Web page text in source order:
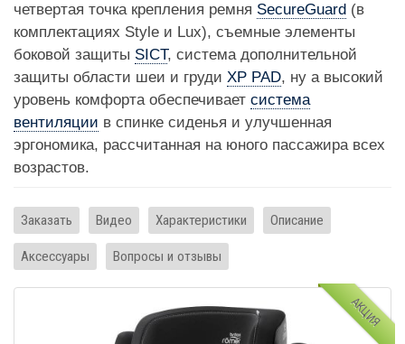
четвертая точка крепления ремня SecureGuard (в
комплектациях Style и Lux), съемные элементы
боковой защиты SICT, система дополнительной
защиты области шеи и груди XP PAD, ну а высокий
уровень комфорта обеспечивает система
вентиляции в спинке сиденья и улучшенная
эргономика, рассчитанная на юного пассажира всех
возрастов.
Заказать Видео Характеристики Описание
Аксессуары Вопросы и отзывы
АКЦИЯ